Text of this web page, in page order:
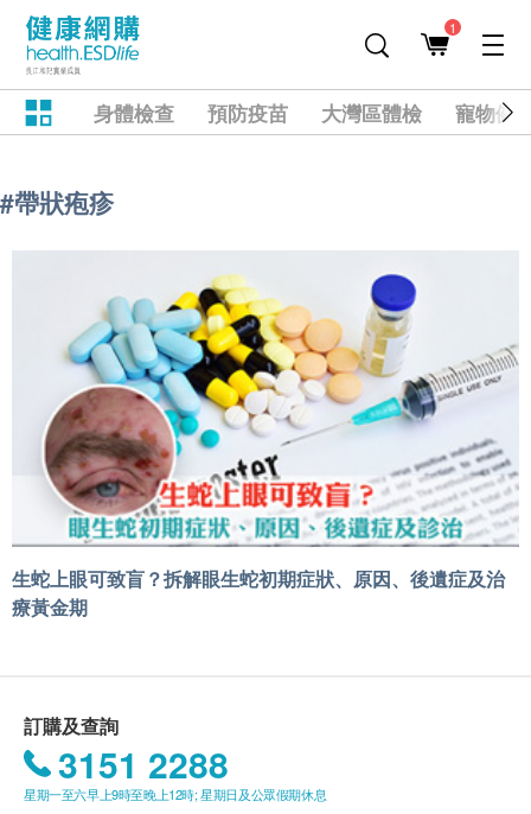
1
身體檢查 預防疫苗 大灣區體檢 寵物健
#帶狀疱疹
生蛇上眼可致盲？拆解眼生蛇初期症狀、原因、後遺症及治
療黃金期
訂購及查詢
3151 2288
星期一至六早上9時至晚上12時; 星期日及公眾假期休息